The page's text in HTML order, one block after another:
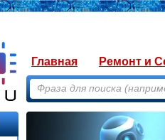
Главная Ремонт и